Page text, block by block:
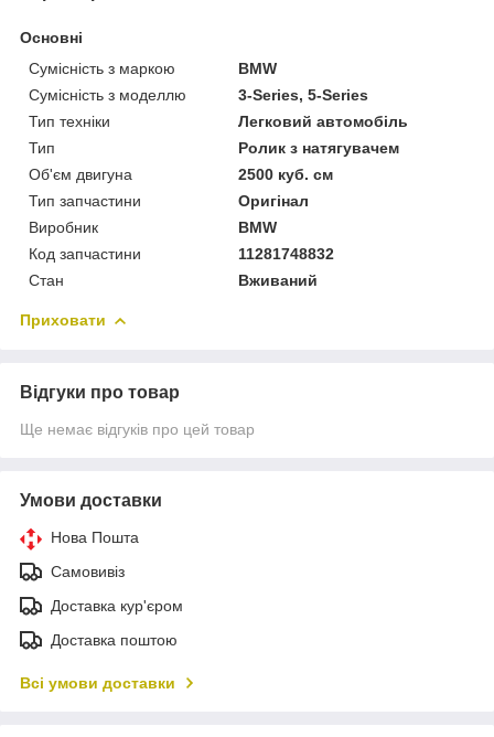
Основні
Сумісність з маркою
BMW
Сумісність з моделлю
3-Series, 5-Series
Тип техніки
Легковий автомобіль
Тип
Ролик з натягувачем
Об'єм двигуна
2500 куб. см
Тип запчастини
Оригінал
Виробник
BMW
Код запчастини
11281748832
Стан
Вживаний
Приховати
Відгуки про товар
Ще немає відгуків про цей товар
Умови доставки
Нова Пошта
Самовивіз
Доставка кур'єром
Доставка поштою
Всі умови доставки